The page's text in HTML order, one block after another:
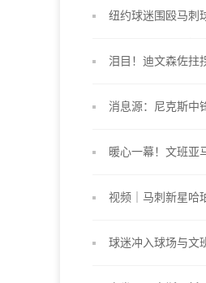
纽约球迷围殴马刺
泪目！迪文森佐拄
消息源：尼克斯中
暖心一幕！文班亚
视频｜马刺新星哈
球迷冲入球场与文